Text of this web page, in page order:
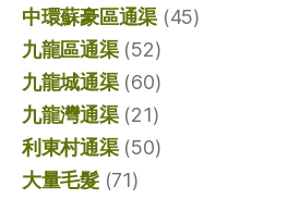
中環蘇豪區通渠 (45)
九龍區通渠(52)
九龍城通渠(60)
九龍灣通渠(21)
利東村通渠(50)
大量毛髮(71)